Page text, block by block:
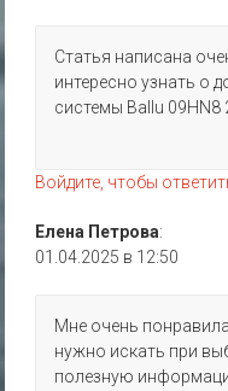
Статья написана
интересно узнать о
системы Ballu 09HN8
Войдите, чтобы
Елена Петрова:
01.04.2025 в 12:50
Мне очень
нужно искать при
полезную